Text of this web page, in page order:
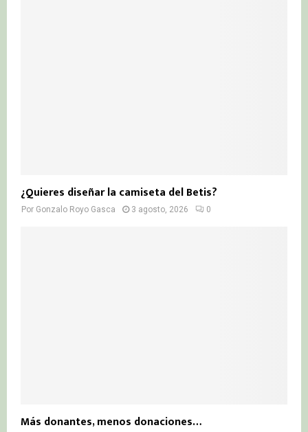
¿Quieres diseñar la camiseta del Betis?
Por Gonzalo Royo Gasca 3 agosto, 2026 0
Más donantes, menos donaciones…